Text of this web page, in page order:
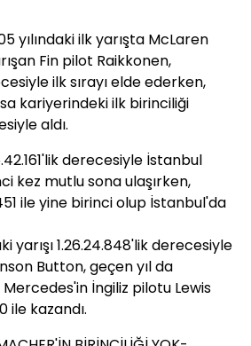
yılındaki ilk yarışta McLaren
Fin pilot Raikkonen,
ilk sırayı elde ederken,
kariyerindeki ilk birinciliği
aldı.
derecesiyle İstanbul
kez mutlu sona ulaşırken,
ile yine birinci olup İstanbul'da
yarışı 1.26.24.848'lik derecesiyle
Button, geçen yıl da
İngiliz pilotu Lewis
ile kazandı.